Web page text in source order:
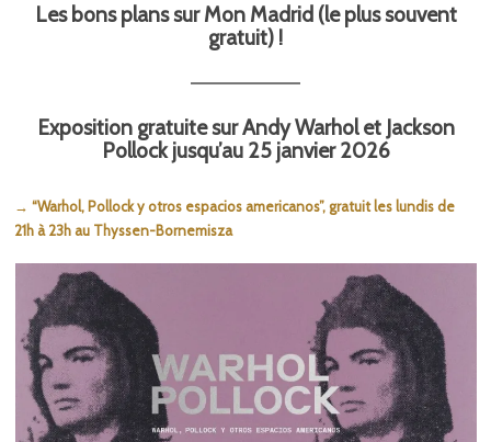
Les bons plans sur Mon Madrid (le plus souvent
gratuit) !
Exposition gratuite sur Andy Warhol et Jackson
Pollock jusqu’au 25 janvier 2026
→ “Warhol, Pollock y otros espacios americanos”, gratuit les lundis de
21h à 23h au Thyssen-Bornemisza